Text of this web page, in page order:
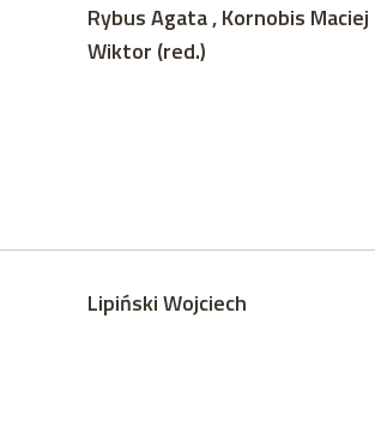
Rybus Agata , Kornobis Maciej
Wiktor (red.)
Lipiński Wojciech